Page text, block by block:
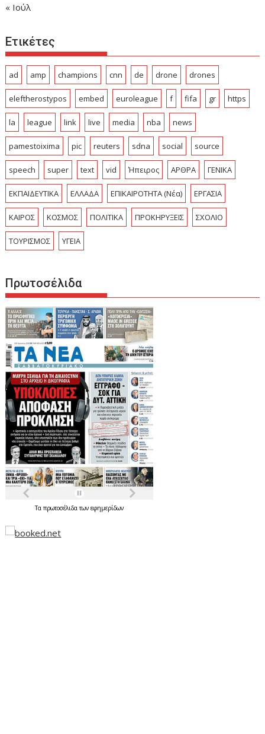
« Ιούλ
Ετικέτες
ad amp champions cnn de drone drones
eleftherostypos embed euroleague f fifa gr https
la league link live media nba news
pamestoixima pic reuters sdna social source
speech super text vid Ήπειρος ΑΡΘΡΑ ΓΕΝΙΚΑ
ΕΚΠΑΙΔΕΥΤΙΚΑ ΕΛΛΑΔΑ ΕΠΙΚΑΙΡΟΤΗΤΑ (Νέα) ΕΡΓΑΣΙΑ
ΚΑΙΡΟΣ ΚΟΣΜΟΣ ΠΟΛΙΤΙΚΑ ΠΡΟΚΗΡΥΞΕΙΣ ΣΧΟΛΙΟ
ΤΟΥΡΙΣΜΟΣ ΥΓΕΙΑ
Πρωτοσέλιδα
Ταπρωτοσέλιδατωνεφημερίδων